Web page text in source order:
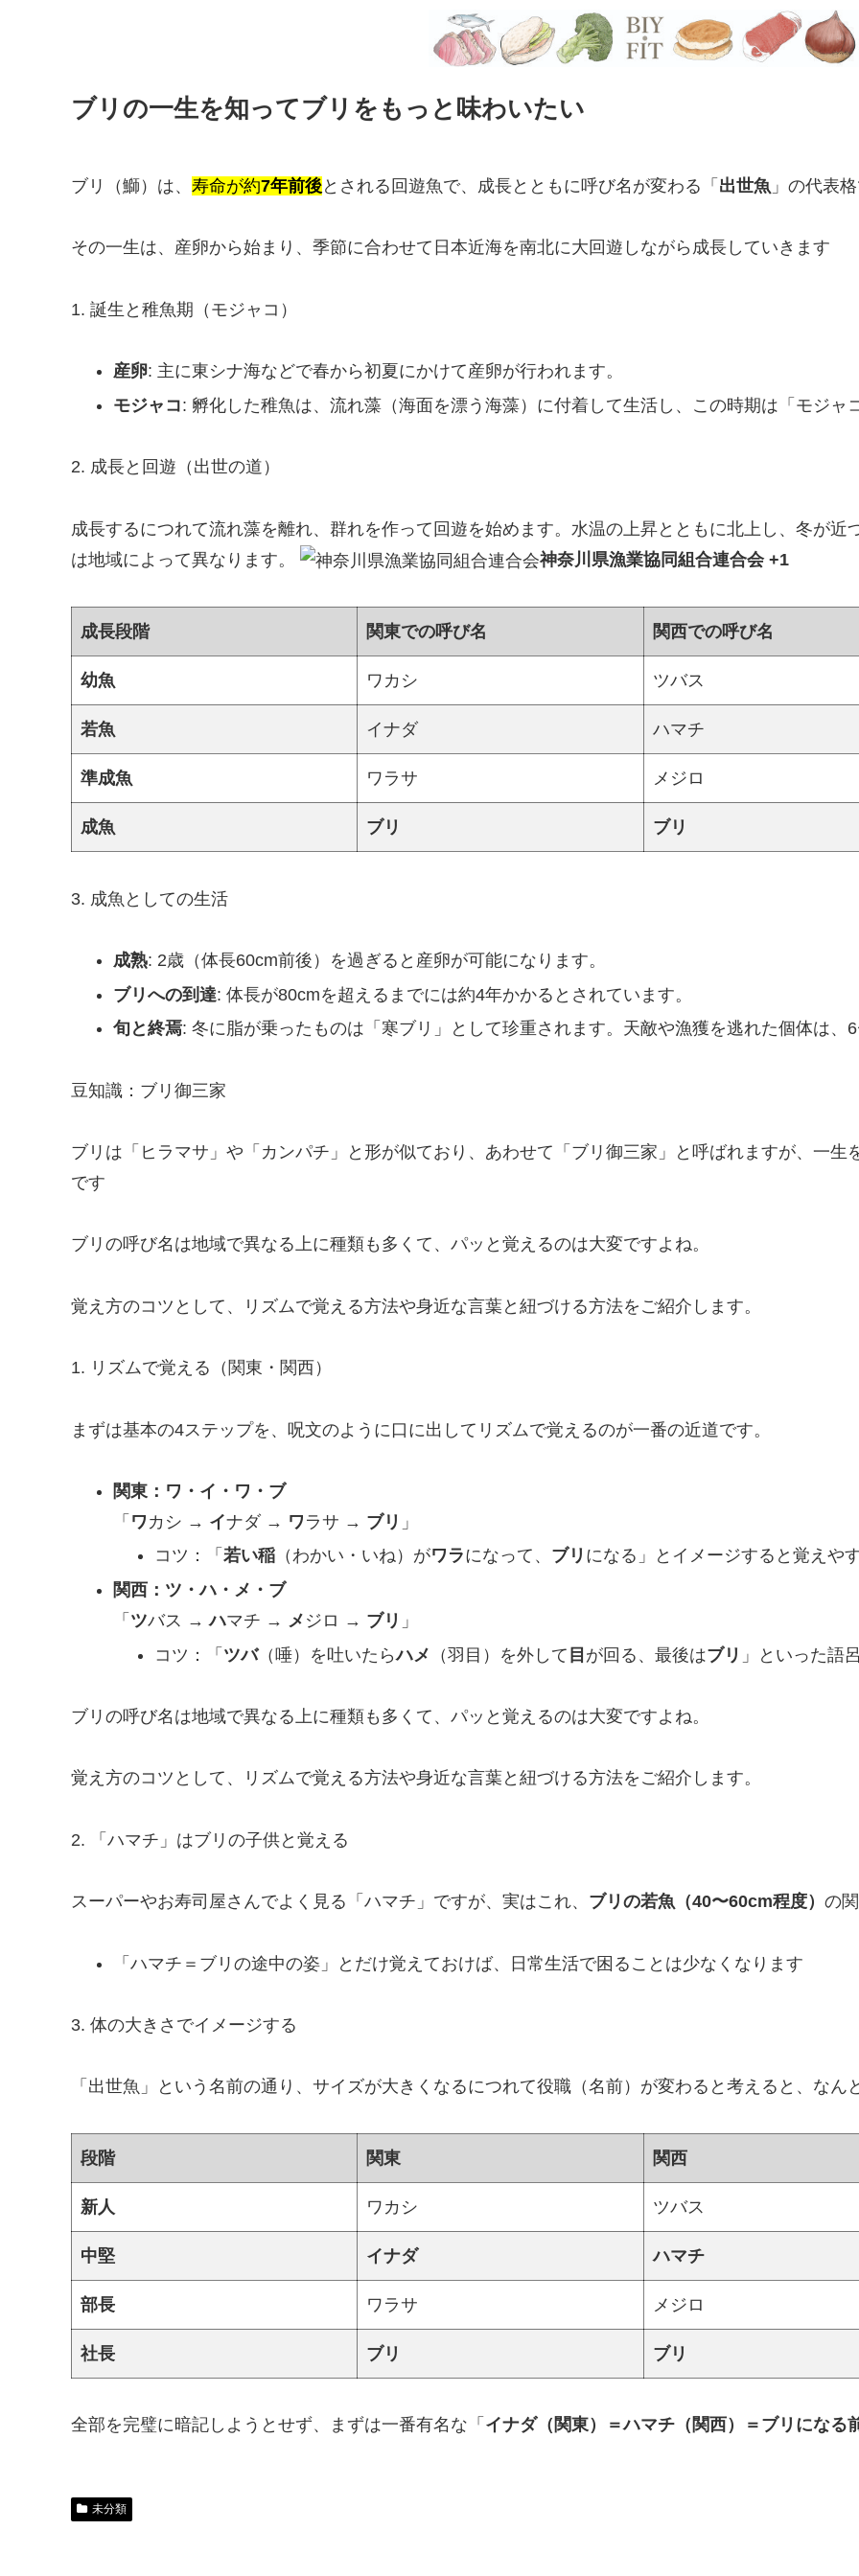
ブリの一生を知ってブリをもっと味わいたい
ブリ（鰤）は、 寿命が約7年前後とされる回遊魚で、成長とともに呼び名が変わる「 出世魚 」の代表格
その一生は、産卵から始まり、季節に合わせて日本近海を南北に大回遊しながら成長していきます
1. 誕生と稚魚期（モジャコ）
産卵: 主に東シナ海などで春から初夏にかけて産卵が行われます。
モジャコ: 孵化した稚魚は、流れ藻（海面を漂う海藻）に付着して生活し、この時期は「モジャ
2. 成長と回遊（出世の道）
成長するにつれて流れ藻を離れ、群れを作って回遊を始めます。水温の上昇とともに北上し、冬が近
は地域によって異なります。
神奈川県漁業協同組合連合会 +1
成長段階 関東での呼び名 関西での呼び名
幼魚 ワカシ ツバス
若魚 イナダ ハマチ
準成魚 ワラサ メジロ
成魚 ブリ ブリ
3. 成魚としての生活
成熟: 2歳（体長60cm前後）を過ぎると産卵が可能になります。
ブリへの到達: 体長が80cmを超えるまでには約4年かかるとされています。
旬と終焉: 冬に脂が乗ったものは「寒ブリ」として珍重されます。天敵や漁獲を逃れた個体は、
豆知識：ブリ御三家
ブリは「ヒラマサ」や「カンパチ」と形が似ており、あわせて「ブリ御三家」と呼ばれますが、一
です
ブリの呼び名は地域で異なる上に種類も多くて、パッと覚えるのは大変ですよね。
覚え方のコツとして、リズムで覚える方法や身近な言葉と紐づける方法をご紹介します。
1. リズムで覚える（関東・関西）
まずは基本の4ステップを、呪文のように口に出してリズムで覚えるのが一番の近道です。
関東：ワ・イ・ワ・ブ
「 ワ カシ → イナダ → ワ ラサ → ブリ 」
コツ：「若い稲 （わかい・いね）がワラになって、 ブリ になる」とイメージすると覚えや
関西：ツ・ハ・メ・ブ
「 ツバス →ハマチ → メ ジロ → ブリ 」
コツ：「 ツバ（唾）を吐いたらハメ （羽目）を外して 目 が回る、最後はブリ 」といった語
ブリの呼び名は地域で異なる上に種類も多くて、パッと覚えるのは大変ですよね。
覚え方のコツとして、リズムで覚える方法や身近な言葉と紐づける方法をご紹介します。
2. 「ハマチ」はブリの子供と覚える
スーパーやお寿司屋さんでよく見る「ハマチ」ですが、実はこれ、 ブリの若魚（40〜60cm程度） の
「ハマチ＝ブリの途中の姿」とだけ覚えておけば、日常生活で困ることは少なくなります
3. 体の大きさでイメージする
「出世魚」という名前の通り、サイズが大きくなるにつれて役職（名前）が変わると考えると、なん
段階 関東 関西
新人 ワカシ ツバス
中堅 イナダ ハマチ
部長 ワラサ メジロ
社長 ブリ ブリ
全部を完璧に暗記しようとせず、まずは一番有名な「 イナダ（関東）＝ハマチ（関西）＝ブリになる
未分類